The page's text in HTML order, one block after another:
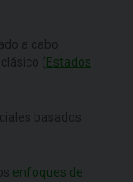
a cabo
( Estados
basados
enfoques de